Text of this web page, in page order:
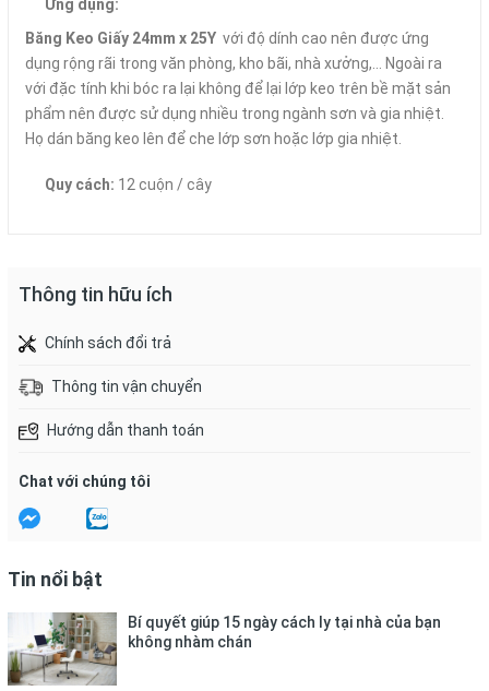
Ứng dụng:
Băng Keo Giấy 24mm x 25Y với độ dính cao nên được ứng
dụng rộng rãi trong văn phòng, kho bãi, nhà xưởng,… Ngoài ra
với đặc tính khi bóc ra lại không để lại lớp keo trên bề mặt sản
phẩm nên được sử dụng nhiều trong ngành sơn và gia nhiệt.
Họ dán băng keo lên để che lớp sơn hoặc lớp gia nhiệt.
Quy cách: 12 cuộn / cây
Thông tin hữu ích
Chính sách đổi trả
Thông tin vận chuyển
Hướng dẫn thanh toán
Chat với chúng tôi
Tin nổi bật
Bí quyết giúp 15 ngày cách ly tại nhà của bạn
không nhàm chán